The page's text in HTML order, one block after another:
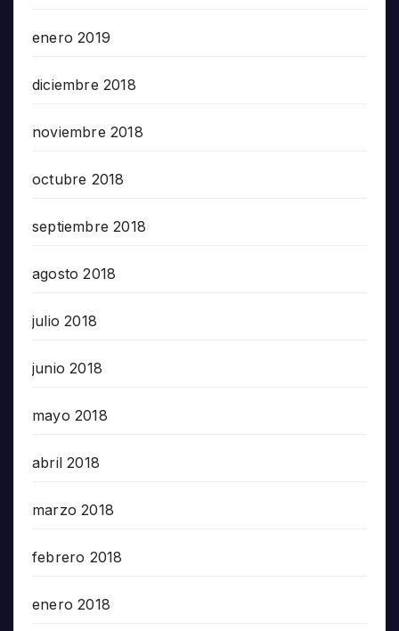
enero 2019
diciembre 2018
noviembre 2018
octubre 2018
septiembre 2018
agosto 2018
julio 2018
junio 2018
mayo 2018
abril 2018
marzo 2018
febrero 2018
enero 2018